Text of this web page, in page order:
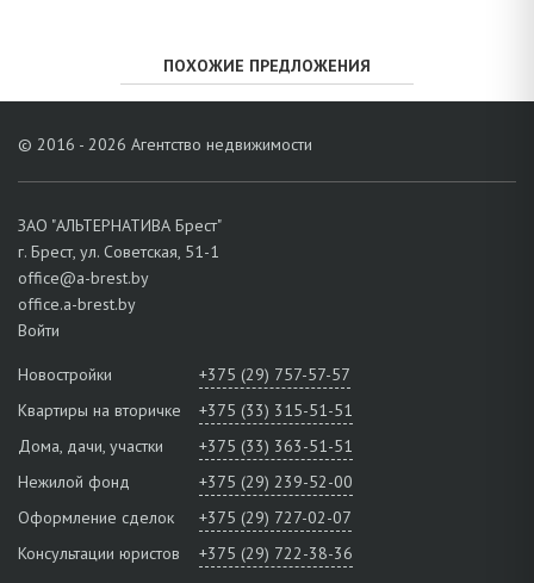
ПОХОЖИЕ ПРЕДЛОЖЕНИЯ
© 2016 - 2026 Агентство недвижимости
ЗАО "АЛЬТЕРНАТИВА Брест"
г. Брест, ул. Советская, 51-1
office@a-brest.by
office.a-brest.by
Войти
Новостройки
+375 (29) 757-57-57
Квартиры на вторичке
+375 (33) 315-51-51
Дома, дачи, участки
+375 (33) 363-51-51
Нежилой фонд
+375 (29) 239-52-00
Оформление сделок
+375 (29) 727-02-07
Консультации юристов
+375 (29) 722-38-36